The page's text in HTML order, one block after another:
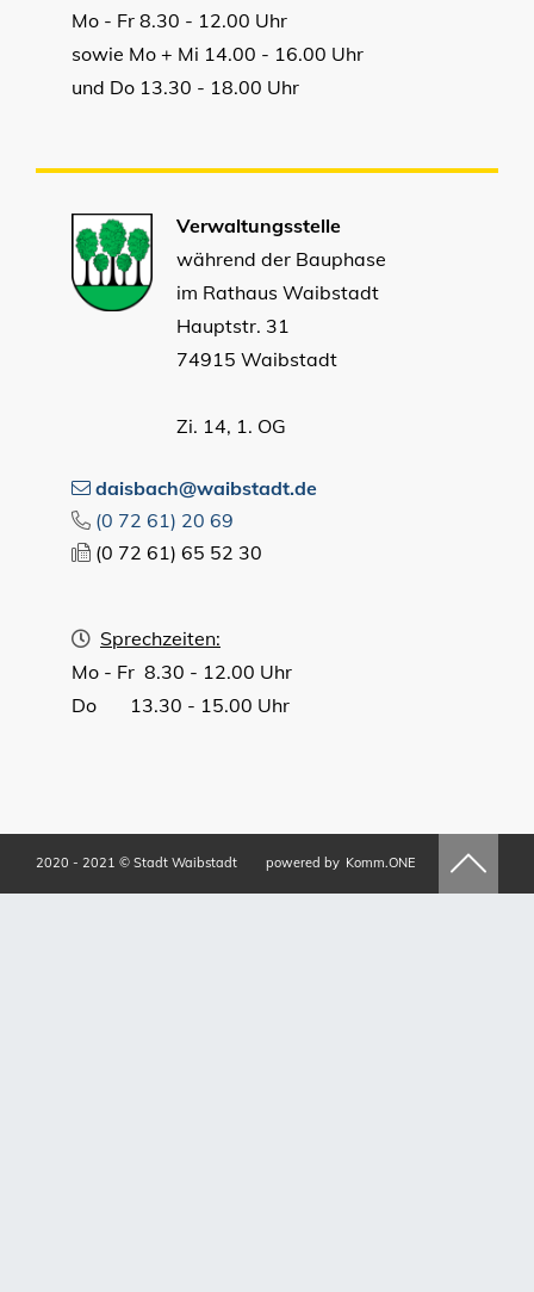
Mo - Fr 8.30 - 12.00 Uhr
sowie Mo + Mi 14.00 - 16.00 Uhr
und Do 13.30 - 18.00 Uhr
Verwaltungsstelle
während der Bauphase
im Rathaus Waibstadt
Hauptstr. 31
74915 Waibstadt
Zi. 14, 1. OG
daisbach@waibstadt.de
(0 72 61) 20 69
(0 72 61) 65 52 30
Sprechzeiten:
Mo - Fr 8.30 - 12.00 Uhr
Do 13.30 - 15.00 Uhr
2020 - 2021 © Stadt Waibstadt powered by Komm.ONE